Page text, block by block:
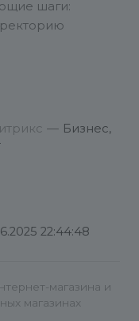
шаги:
→
нажмите
Для каждого
адреса
схемы:
— Бизнес,
22:44:48
магазина и
магазинах